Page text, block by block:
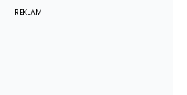
REKLAM